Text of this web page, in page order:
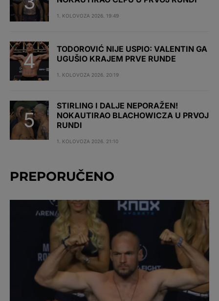
1. KOLOVOZA 2026. 19:49
TODOROVIĆ NIJE USPIO: VALENTIN GA
UGUŠIO KRAJEM PRVE RUNDE
1. KOLOVOZA 2026. 20:19
STIRLING I DALJE NEPORAŽEN!
NOKAUTIRAO BLACHOWICZA U PRVOJ
RUNDI
1. KOLOVOZA 2026. 21:10
PREPORUČENO